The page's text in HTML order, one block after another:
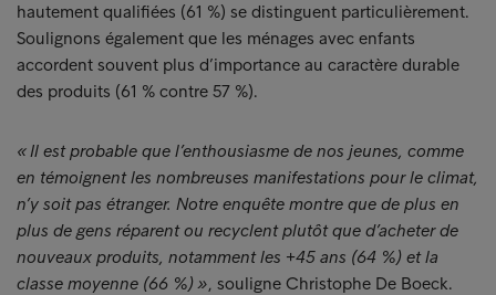
hautement qualifiées (61 %) se distinguent particulièrement.
Soulignons également que les ménages avec enfants
accordent souvent plus d’importance au caractère durable
des produits (61 % contre 57 %).
« Il est probable que l’enthousiasme de nos jeunes, comme
en témoignent les nombreuses manifestations pour le climat,
n’y soit pas étranger. Notre enquête montre que de plus en
plus de gens réparent ou recyclent plutôt que d’acheter de
nouveaux produits, notamment les +45 ans (64 %) et la
classe moyenne (66 %) », souligne Christophe De Boeck.